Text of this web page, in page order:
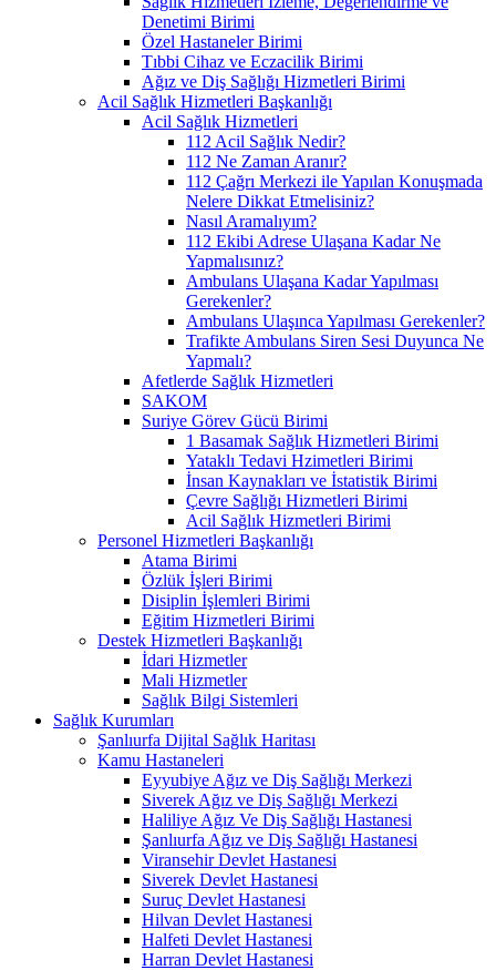
Denetimi Birimi
Özel Hastaneler Birimi
Tıbbi Cihaz ve Eczacilik Birimi
Ağız ve Diş Sağlığı Hizmetleri Birimi
Acil Sağlık Hizmetleri Başkanlığı
Acil Sağlık Hizmetleri
112 Acil Sağlık Nedir?
112 Ne Zaman Aranır?
112 Çağrı Merkezi ile Yapılan Konuşmada
Nelere Dikkat Etmelisiniz?
Nasıl Aramalıyım?
112 Ekibi Adrese Ulaşana Kadar Ne
Yapmalısınız?
Ambulans Ulaşana Kadar Yapılması
Gerekenler?
Ambulans Ulaşınca Yapılması Gerekenler?
Trafikte Ambulans Siren Sesi Duyunca Ne
Yapmalı?
Afetlerde Sağlık Hizmetleri
SAKOM
Suriye Görev Gücü Birimi
1 Basamak Sağlık Hizmetleri Birimi
Yataklı Tedavi Hzimetleri Birimi
İnsan Kaynakları ve İstatistik Birimi
Çevre Sağlığı Hizmetleri Birimi
Acil Sağlık Hizmetleri Birimi
Personel Hizmetleri Başkanlığı
Atama Birimi
Özlük İşleri Birimi
Disiplin İşlemleri Birimi
Eğitim Hizmetleri Birimi
Destek Hizmetleri Başkanlığı
İdari Hizmetler
Mali Hizmetler
Sağlık Bilgi Sistemleri
Sağlık Kurumları
Şanlıurfa Dijital Sağlık Haritası
Kamu Hastaneleri
Eyyubiye Ağız ve Diş Sağlığı Merkezi
Siverek Ağız ve Diş Sağlığı Merkezi
Haliliye Ağız Ve Diş Sağlığı Hastanesi
Şanlıurfa Ağız ve Diş Sağlığı Hastanesi
Viransehir Devlet Hastanesi
Siverek Devlet Hastanesi
Suruç Devlet Hastanesi
Hilvan Devlet Hastanesi
Halfeti Devlet Hastanesi
Harran Devlet Hastanesi